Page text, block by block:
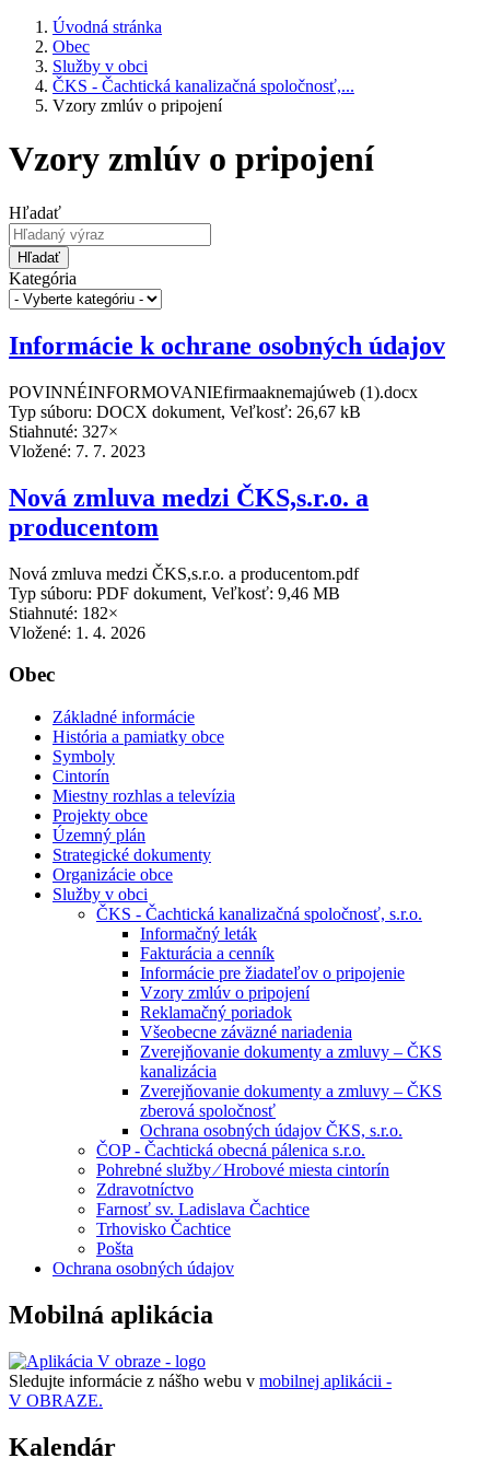
Úvodná stránka
Obec
Služby v obci
ČKS - Čachtická kanalizačná spoločnosť,...
Vzory zmlúv o pripojení
Vzory zmlúv o pripojení
Hľadať
Hľadať
Kategória
Informácie k ochrane osobných údajov
POVINNÉINFORMOVANIEfirmaaknemajúweb (1).docx
Typ súboru: DOCX dokument, Veľkosť: 26,67 kB
Stiahnuté: 327×
Vložené: 7. 7. 2023
Nová zmluva medzi ČKS,s.r.o. a
producentom
Nová zmluva medzi ČKS,s.r.o. a producentom.pdf
Typ súboru: PDF dokument, Veľkosť: 9,46 MB
Stiahnuté: 182×
Vložené: 1. 4. 2026
Obec
Základné informácie
História a pamiatky obce
Symboly
Cintorín
Miestny rozhlas a televízia
Projekty obce
Územný plán
Strategické dokumenty
Organizácie obce
Služby v obci
ČKS - Čachtická kanalizačná spoločnosť, s.r.o.
Informačný leták
Fakturácia a cenník
Informácie pre žiadateľov o pripojenie
Vzory zmlúv o pripojení
Reklamačný poriadok
Všeobecne záväzné nariadenia
Zverejňovanie dokumenty a zmluvy – ČKS
kanalizácia
Zverejňovanie dokumenty a zmluvy – ČKS
zberová spoločnosť
Ochrana osobných údajov ČKS, s.r.o.
ČOP - Čachtická obecná pálenica s.r.o.
Pohrebné služby ⁄ Hrobové miesta cintorín
Zdravotníctvo
Farnosť sv. Ladislava Čachtice
Trhovisko Čachtice
Pošta
Ochrana osobných údajov
Mobilná aplikácia
Sledujte informácie z nášho webu v mobilnej aplikácii -
V OBRAZE.
Kalendár